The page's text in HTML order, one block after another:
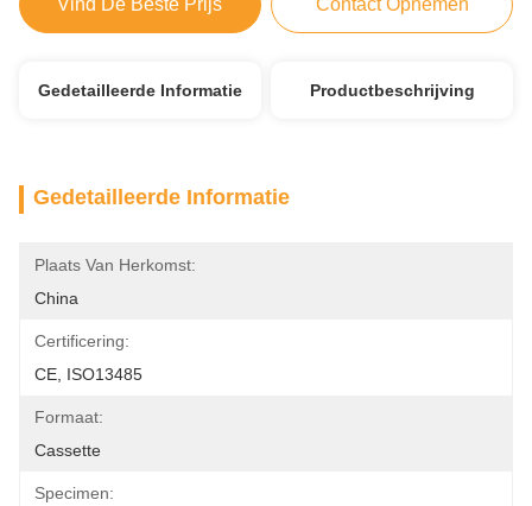
Vind De Beste Prijs Contact Opnemen
Gedetailleerde Informatie Productbeschrijving
Gedetailleerde Informatie
Plaats Van Herkomst:
China
Certificering:
CE, ISO13485
Formaat:
Cassette
Specimen: